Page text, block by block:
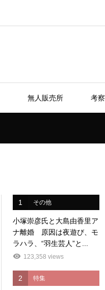
無人販売所 考察
1 その他
小塚崇彦氏と大島由香里ア
ナ離婚 原因は夜遊び、モ
ラハラ、“羽生芸人”と...
123,358 views
2 特集